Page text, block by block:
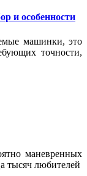
и особенности
машинки, это
точности,
маневренных
тысяч любителей